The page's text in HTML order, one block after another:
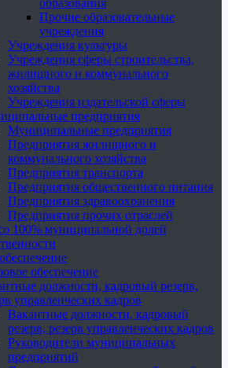
образования
Прочие образовательные
учреждения
Учреждения культуры
Учреждения сферы строительства,
жилищного и коммунального
хозяйства
Учреждения издательской сферы
предприятия
Муниципальные предприятия
Предприятия жилищного и
коммунального хозяйства
Предприятия транспорта
Предприятия общественного питания
Предприятия здравоохранения
Предприятия прочих отраслей
100% муниципальной долей
обеспечение
должности, кадровый резерв,
управленческих кадров
Вакантные должности, кадровый
резерв, резерв управленческих кадров
Руководители муниципальных
предприятий